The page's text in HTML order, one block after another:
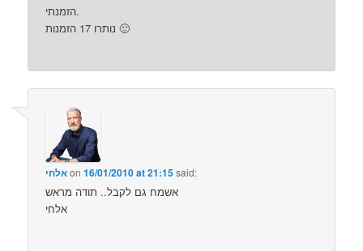
הזמנתי.
נותרו 17 הזמנות 🙂
אלחיon16/01/2010 at 21:15said:
אשמח גם לקבל.. תודה מראש
אלחי